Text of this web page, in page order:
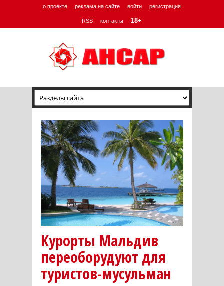
о проекте реклама на сайте войти регистрация
RSS контакты 18+
Курорты Мальдив
переоборудуют для
туристов-мусульман